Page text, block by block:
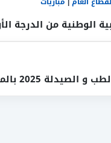
من الدرجة الأولى
بالمغرب خطوة بخطوة